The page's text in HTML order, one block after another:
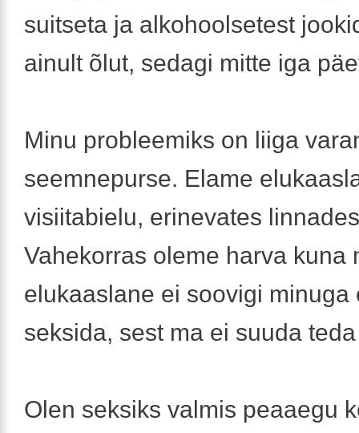
suitseta ja alkohoolsetest
ainult õlut, sedagi mitte iga
Minu probleemiks on liiga
seemnepurse. Elame
visiitabielu, erinevates
Vahekorras oleme harva kuna
elukaaslane ei soovigi minuga
seksida, sest ma ei suuda
Olen seksiks valmis peaaegu